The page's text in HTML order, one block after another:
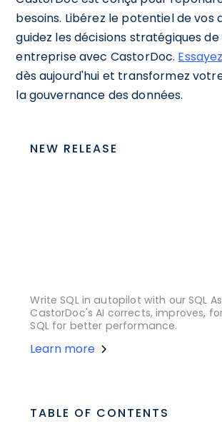
besoins. Libérez le potentiel de vos
guidez les décisions stratégiques
entreprise avec CastorDoc.
dès aujourd'hui et transformez
la gouvernance des données.
NEW RELEASE
Write SQL in autopilot with our SQL
CastorDoc's AI corrects, improves,
SQL for better performance.
Learn more
TABLE OF CONTENTS